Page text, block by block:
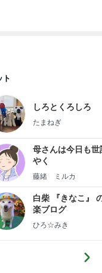
ト
しろとくろしろ
たまねぎ
母さんは今日も世
やく
藤緒 ミルカ
白柴 『きなこ』
楽ブログ
ひろ☆みき